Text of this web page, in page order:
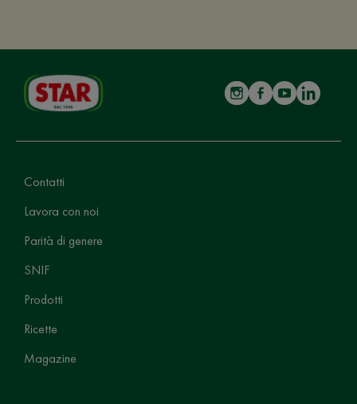
Contatti
Lavora con noi
Parità di genere
SNIF
Prodotti
Ricette
Magazine